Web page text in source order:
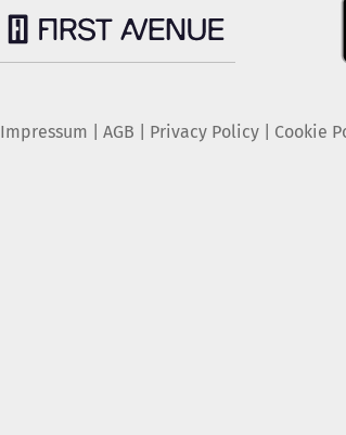
Impressum AGB Privacy Policy| Cookie